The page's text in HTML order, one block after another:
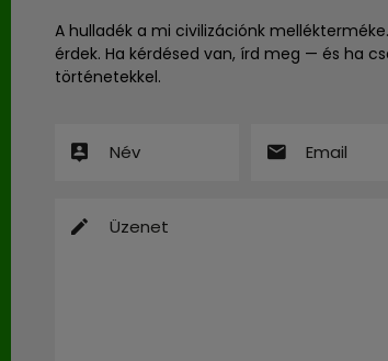
A hulladék a mi civilizációnk
érdek. Ha kérdésed van, írd meg — és ha
történetekkel.